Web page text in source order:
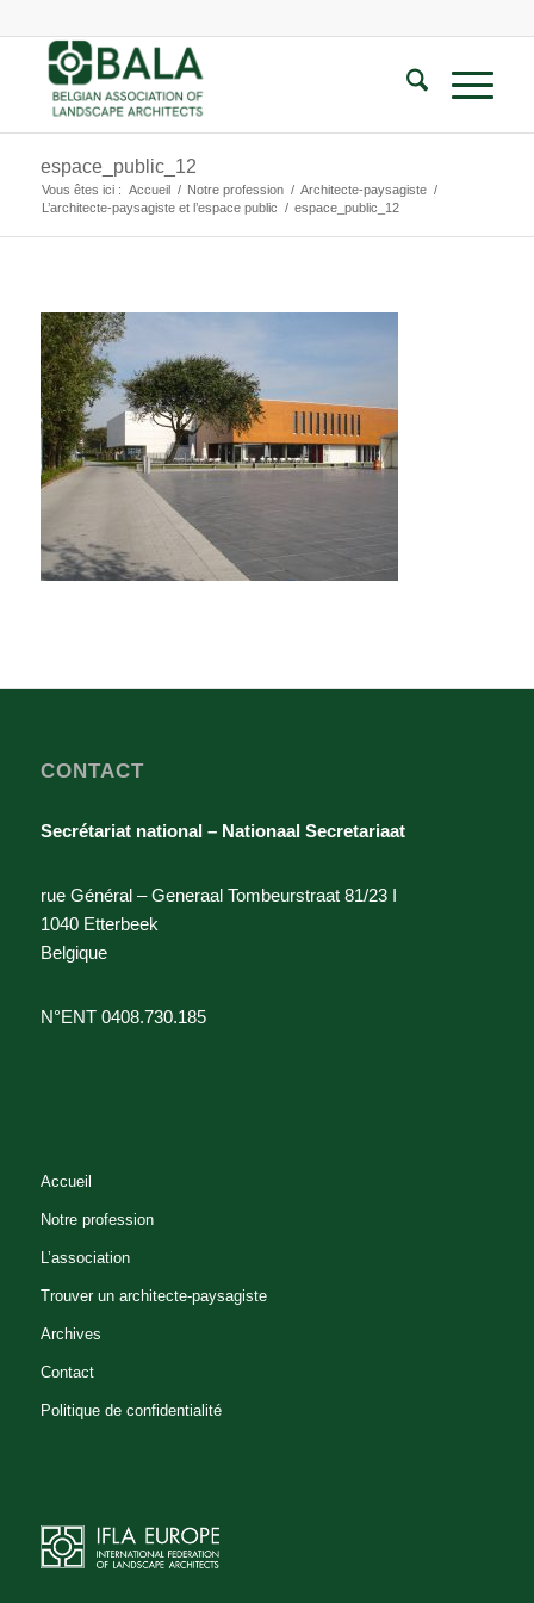
espace_public_12
Vous êtes ici : Accueil / Notre profession / Architecte-paysagiste /
L’architecte-paysagiste et l’espace public / espace_public_12
CONTACT
Secrétariat national – Nationaal Secretariaat
rue Général – Generaal Tombeurstraat 81/23 I
1040 Etterbeek
Belgique
N°ENT 0408.730.185
Accueil
Notre profession
L’association
Trouver un architecte-paysagiste
Archives
Contact
Politique de confidentialité